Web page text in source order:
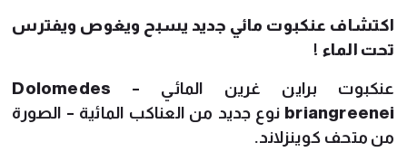
اكتشاف عنكبوت مائي جديد يسبح ويغوص ويفترس
تحت الماء !
عنكبوت براين غرين المائي – Dolomedes
briangreenei نوع جديد من العناكب المائية – الصورة
من متحف كوينزلاند.